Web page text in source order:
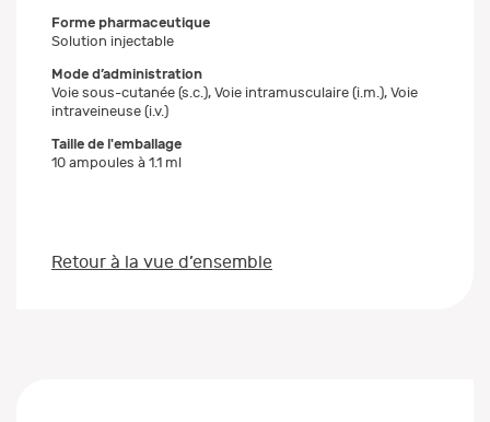
Forme pharmaceutique
Solution injectable
Mode d’administration
Voie sous-cutanée (s.c.), Voie intramusculaire (i.m.), Voie
intraveineuse (i.v.)
Taille de l'emballage
10 ampoules à 1.1 ml
Retour à la vue d’ensemble